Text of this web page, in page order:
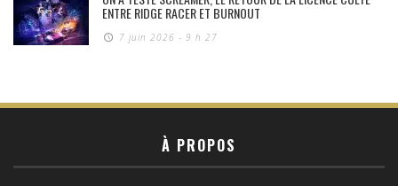
ENTRE RIDGE RACER ET BURNOUT
7 juin 2026 - 9 h 27
À PROPOS